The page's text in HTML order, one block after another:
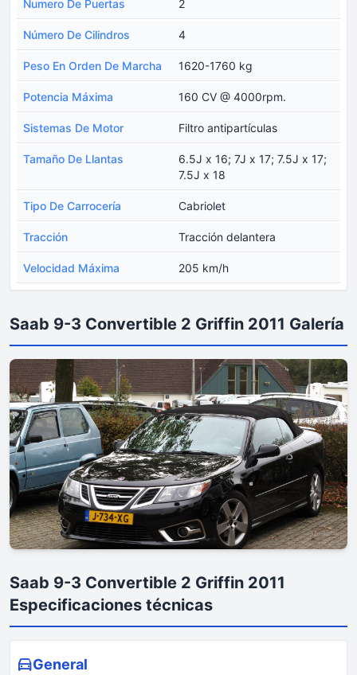
Numero De Puertas 2
Número De Cilindros 4
Peso En Orden De Marcha 1620-1760 kg
Potencia Máxima 160 CV @ 4000rpm.
Sistemas De Motor Filtro antipartículas
Tamaño De Llantas
6.5J x 16; 7J x 17; 7.5J x 17;
7.5J x 18
Tipo De Carrocería Cabriolet
Tracción Tracción delantera
Velocidad Máxima 205 km/h
Saab 9-3 Convertible 2 Griffin 2011 Galería
Saab 9-3 Convertible 2 Griffin 2011
Especificaciones técnicas
General